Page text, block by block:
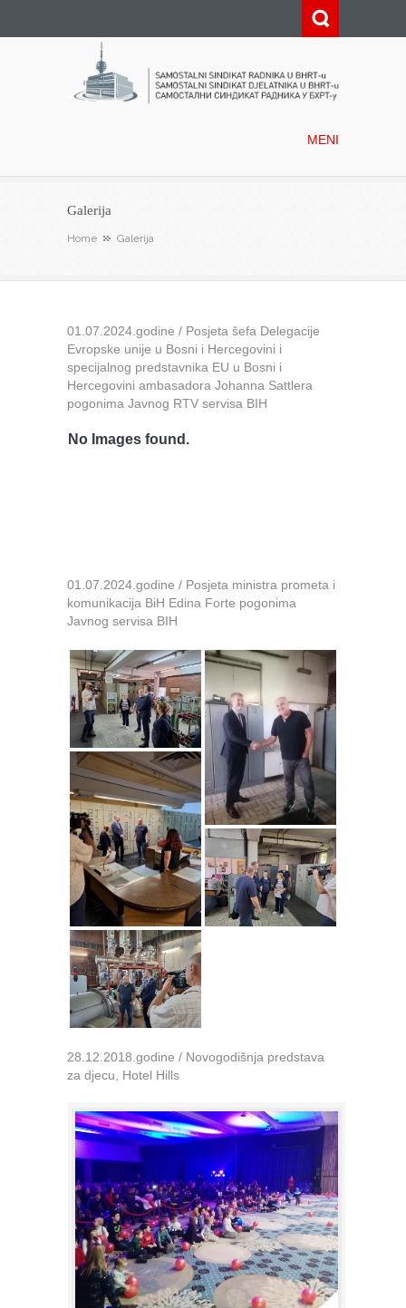
MENI
Galerija
Home Galerija
01.07.2024.godine / Posjeta šefa Delegacije
Evropske unije u Bosni i Hercegovini i
specijalnog predstavnika EU u Bosni i
Hercegovini ambasadora Johanna Sattlera
pogonima Javnog RTV servisa BIH
No Images found.
01.07.2024.godine / Posjeta ministra prometa i
komunikacija BiH Edina Forte pogonima
Javnog servisa BIH
28.12.2018.godine / Novogodišnja predstava
za djecu, Hotel Hills